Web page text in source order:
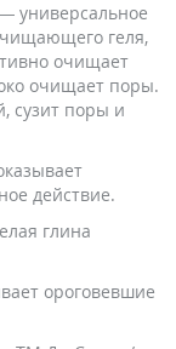
универсальное
геля,
очищает
очищает поры.
сузит поры и
действие.
глина
ороговевшие